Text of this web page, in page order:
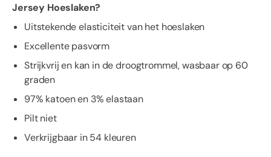
Jersey Hoeslaken?
Uitstekende elasticiteit van het hoeslaken
Excellente pasvorm
Strijkvrij en kan in de droogtrommel, wasbaar op 60
graden
97% katoen en 3% elastaan
Pilt niet
Verkrijgbaar in 54 kleuren